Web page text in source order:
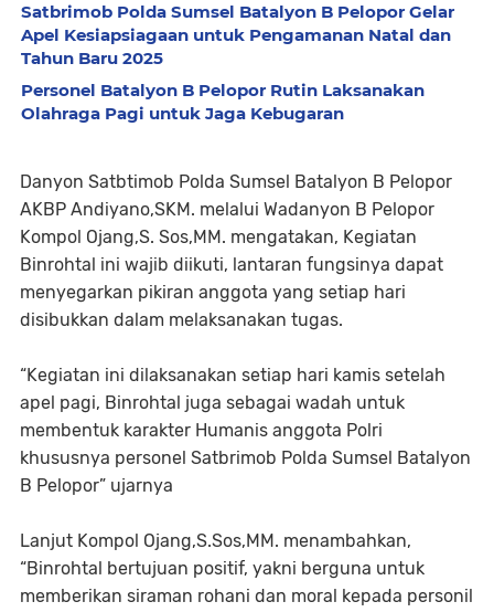
Satbrimob Polda Sumsel Batalyon B Pelopor Gelar
Apel Kesiapsiagaan untuk Pengamanan Natal dan
Tahun Baru 2025
Personel Batalyon B Pelopor Rutin Laksanakan
Olahraga Pagi untuk Jaga Kebugaran
Danyon Satbtimob Polda Sumsel Batalyon B Pelopor
AKBP Andiyano,SKM. melalui Wadanyon B Pelopor
Kompol Ojang,S. Sos,MM. mengatakan, Kegiatan
Binrohtal ini wajib diikuti, lantaran fungsinya dapat
menyegarkan pikiran anggota yang setiap hari
disibukkan dalam melaksanakan tugas.
“Kegiatan ini dilaksanakan setiap hari kamis setelah
apel pagi, Binrohtal juga sebagai wadah untuk
membentuk karakter Humanis anggota Polri
khususnya personel Satbrimob Polda Sumsel Batalyon
B Pelopor” ujarnya
Lanjut Kompol Ojang,S.Sos,MM. menambahkan,
“Binrohtal bertujuan positif, yakni berguna untuk
memberikan siraman rohani dan moral kepada personil